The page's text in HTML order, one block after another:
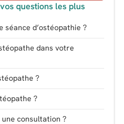
questions les plus
séance d’ostéopathie ?
dans votre
?
?
consultation ?